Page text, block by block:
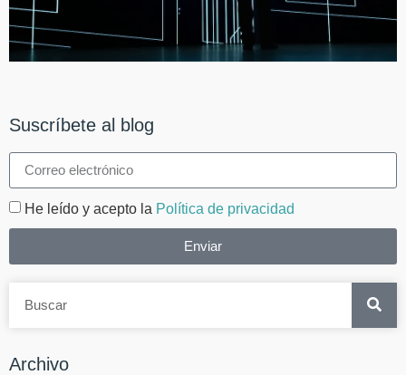
Suscríbete al blog
He leído y acepto la Política de privacidad
Enviar
Archivo